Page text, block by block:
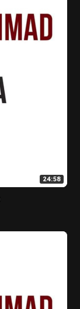
24:58